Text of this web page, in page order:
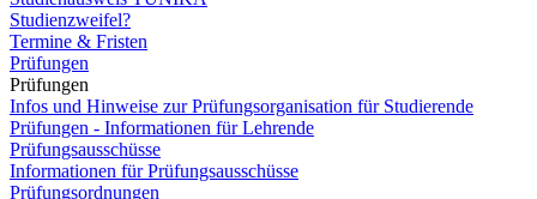
Studienzweifel?
Termine & Fristen
Prüfungen
Prüfungen
Infos und Hinweise zur Prüfungsorganisation für Studierende
Prüfungen - Informationen für Lehrende
Prüfungsausschüsse
Informationen für Prüfungsausschüsse
Prüfungsordnungen